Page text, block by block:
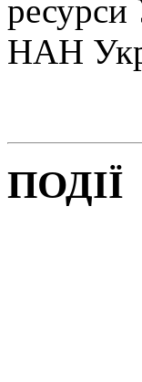
ресурси
НАН
ПОДІЇ